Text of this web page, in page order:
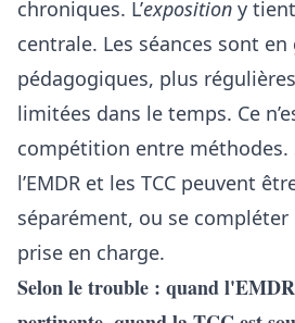
chroniques. L’exposition y
centrale. Les séances sont
pédagogiques, plus
limitées dans le temps. Ce
compétition entre méthodes.
l’EMDR et les TCC peuvent
séparément, ou se
prise en charge.
Selon le trouble : quand